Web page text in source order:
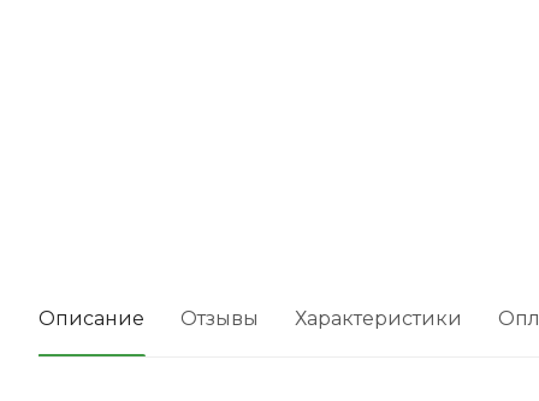
Описание Отзывы Характеристики